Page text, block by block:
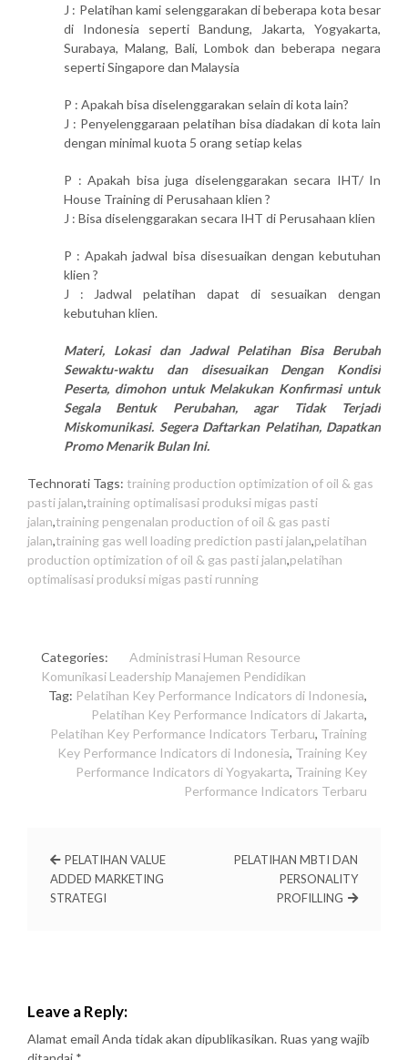
J : Pelatihan kami selenggarakan di beberapa kota besar
di Indonesia seperti Bandung, Jakarta, Yogyakarta,
Surabaya, Malang, Bali, Lombok dan beberapa negara
seperti Singapore dan Malaysia
P : Apakah bisa diselenggarakan selain di kota lain?
J : Penyelenggaraan pelatihan bisa diadakan di kota lain
dengan minimal kuota 5 orang setiap kelas
P : Apakah bisa juga diselenggarakan secara IHT/ In
House Training di Perusahaan klien ?
J : Bisa diselenggarakan secara IHT di Perusahaan klien
P : Apakah jadwal bisa disesuaikan dengan kebutuhan
klien ?
J : Jadwal pelatihan dapat di sesuaikan dengan
kebutuhan klien.
Materi, Lokasi dan Jadwal Pelatihan Bisa Berubah
Sewaktu-waktu dan disesuaikan Dengan Kondisi
Peserta, dimohon untuk Melakukan Konfirmasi untuk
Segala Bentuk Perubahan, agar Tidak Terjadi
Miskomunikasi. Segera Daftarkan Pelatihan, Dapatkan
Promo Menarik Bulan Ini.
Technorati Tags: training production optimization of oil & gas
pasti jalan,training optimalisasi produksi migas pasti
jalan,training pengenalan production of oil & gas pasti
jalan,training gas well loading prediction pasti jalan,pelatihan
production optimization of oil & gas pasti jalan,pelatihan
optimalisasi produksi migas pasti running
Categories: Administrasi Human Resource
Komunikasi Leadership Manajemen Pendidikan
Tag: Pelatihan Key Performance Indicators di Indonesia,
Pelatihan Key Performance Indicators di Jakarta,
Pelatihan Key Performance Indicators Terbaru, Training
Key Performance Indicators di Indonesia, Training Key
Performance Indicators di Yogyakarta, Training Key
Performance Indicators Terbaru
PELATIHAN VALUE
ADDED MARKETING
STRATEGI
PELATIHAN MBTI DAN
PERSONALITY
PROFILLING
Leave a Reply:
Alamat email Anda tidak akan dipublikasikan. Ruas yang wajib